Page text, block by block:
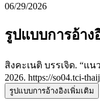
06/29/2026
รูปแบบการอ้าง
สิงคะเนติ บรรเจิด. “แ
2026. https://so04.tci-
รูปแบบการอ้างอิงเพิ่มเติม